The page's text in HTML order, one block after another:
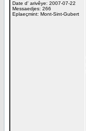
Date d' arivêye: 2007-07-22
Messaedjes: 266
Eplaeçmint: Mont-Sint-Gubert